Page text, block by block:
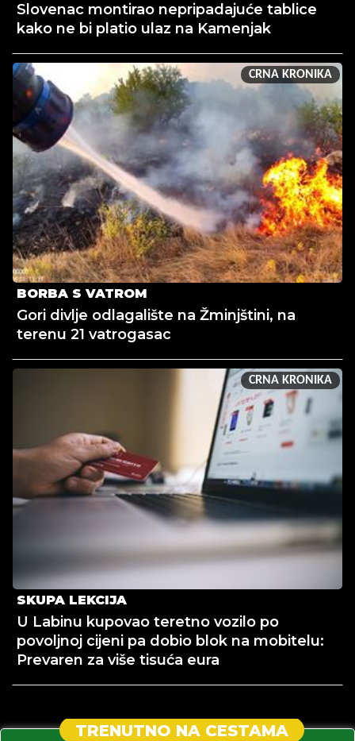
Slovenac montirao nepripadajuće tablice
kako ne bi platio ulaz na Kamenjak
CRNA KRONIKA
BORBA S VATROM
Gori divlje odlagalište na Žminjštini, na
terenu 21 vatrogasac
CRNA KRONIKA
SKUPA LEKCIJA
U Labinu kupovao teretno vozilo po
povoljnoj cijeni pa dobio blok na mobitelu:
Prevaren za više tisuća eura
TRENUTNO NA CESTAMA